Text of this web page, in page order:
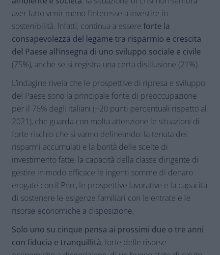
aver fatto venir meno l’interesse a investire in
sostenibilità. Infatti, continua a essere forte la
consapevolezza del legame tra risparmio e crescita
del Paese all’insegna di uno sviluppo sociale e civile
(75%), anche se si registra una certa disillusione (21%).
L’indagine rivela che le prospettive di ripresa e sviluppo
del Paese sono la principale fonte di preoccupazione
per il 76% degli italiani (+20 punti percentuali rispetto al
2021), che guarda con molta attenzione le situazioni di
forte rischio che si vanno delineando: la tenuta dei
risparmi accumulati e la bontà delle scelte di
investimento fatte, la capacità della classe dirigente di
gestire in modo efficace le ingenti somme di denaro
erogate con il Pnrr, le prospettive lavorative e la capacità
di sostenere le esigenze familiari con le entrate e le
risorse economiche a disposizione.
Solo uno su cinque pensa ai prossimi due o tre anni
con fiducia e tranquillità, forte delle risorse